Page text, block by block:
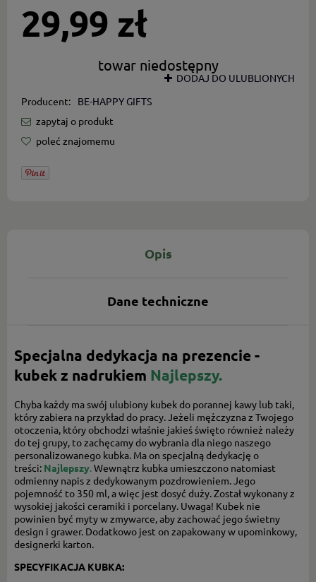
29,99 zł
towar niedostępny
DODAJ DO ULUBLIONYCH
Producent:
BE-HAPPY GIFTS
zapytaj o produkt
poleć znajomemu
Opis
Dane techniczne
Specjalna dedykacja na prezencie -
kubek z nadrukiem Najlepszy.
Chyba każdy ma swój ulubiony kubek do porannej kawy lub taki,
który zabiera na przykład do pracy. Jeżeli mężczyzna z Twojego
otoczenia, który obchodzi właśnie jakieś święto również należy
do tej grupy, to zachęcamy do wybrania dla niego naszego
personalizowanego kubka. Ma on specjalną dedykację o
treści: Najlepszy.Wewnątrz kubka umieszczono natomiast
odmienny napis z dedykowanym pozdrowieniem. Jego
pojemność to 350 ml, a więc jest dosyć duży. Został wykonany z
wysokiej jakości ceramiki i porcelany. Uwaga! Kubek nie
powinien być myty w zmywarce, aby zachować jego świetny
design i grawer. Dodatkowo jest on zapakowany w upominkowy,
designerki karton.
SPECYFIKACJA KUBKA: